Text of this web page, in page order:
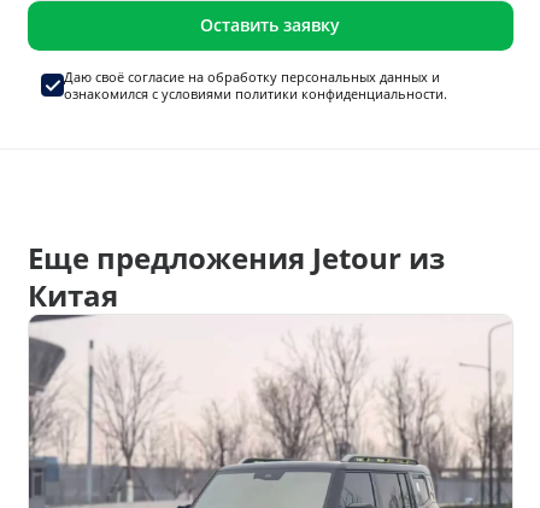
Оставить заявку
Даю своё согласие на обработку персональных данныхи
ознакомился с условиями политики конфиденциальности.
Еще предложения Jetour из
Китая